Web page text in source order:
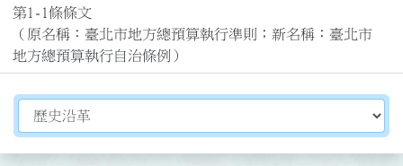
第1-1條條文
（原名稱：臺北市地方總預算執行準則；新名稱：臺北市
地方總預算執行自治條例）
切換選擇法規資訊內容